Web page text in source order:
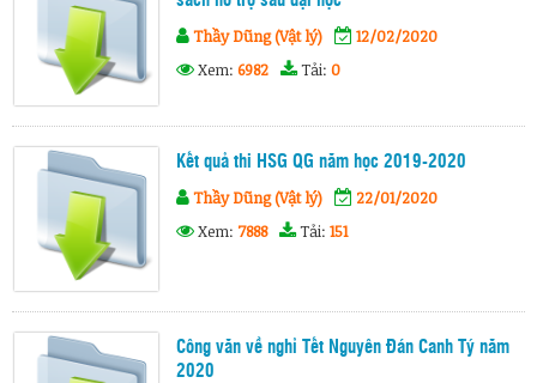
Thầy Dũng (Vật lý)
12/02/2020
Xem: 6982 Tải: 0
Kết quả thi HSG QG năm học 2019-2020
Thầy Dũng (Vật lý)
22/01/2020
Xem: 7888 Tải: 151
Công văn về nghỉ Tết Nguyên Đán Canh Tý năm
2020